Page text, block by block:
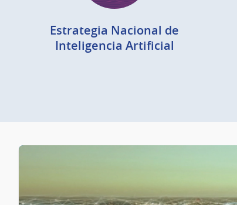
Estrategia Nacional de
Inteligencia Artificial